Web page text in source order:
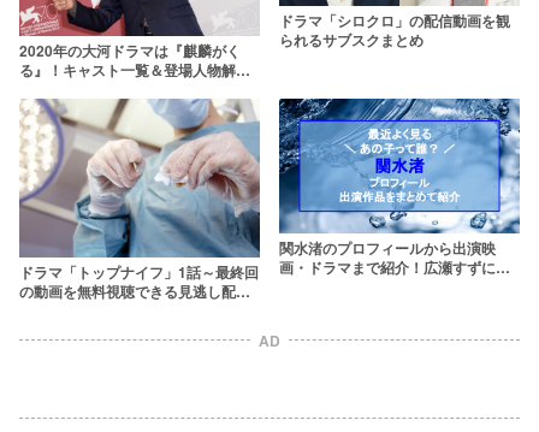
2020年の大河ドラマは『麒麟がく
る』！キャスト一覧＆登場人物解説
ドラマ「シロクロ」の配信動画を観
られるサブスクまとめ
ドラマ「トップナイフ」1話～最終回
の動画を無料視聴できる見逃し配信
関水渚のプロフィールから出演映
画・ドラマまで紹介！広瀬すずに似
AD